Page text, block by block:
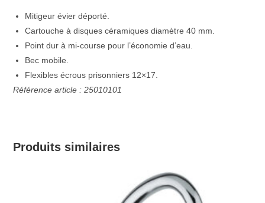
Mitigeur évier déporté.
Cartouche à disques céramiques diamètre 40 mm.
Point dur à mi-course pour l’économie d’eau.
Bec mobile.
Flexibles écrous prisonniers 12×17.
Référence article : 25010101
Produits similaires